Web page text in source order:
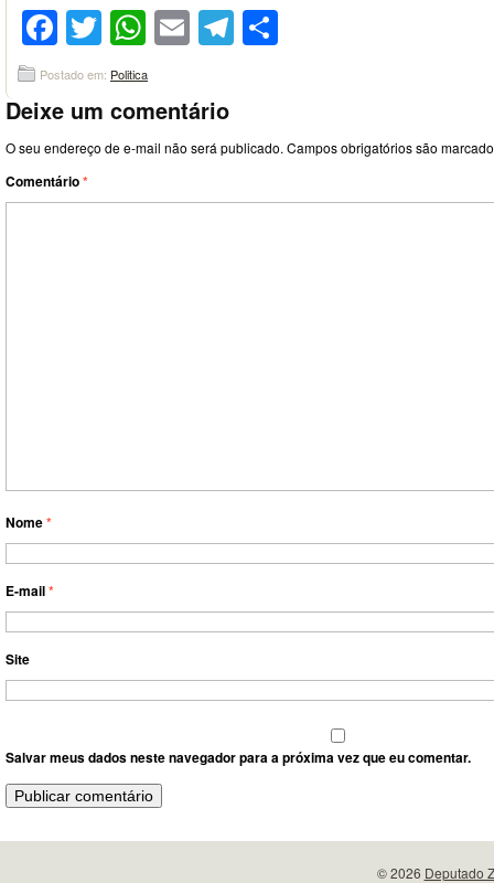
Facebook
Twitter
WhatsApp
EmailTelegram
Postado em: Politica
Deixe um comentário
O seu endereço de e-mail não será publicado. Campos obrigatórios são
Comentário*
Nome*
E-mail*
Site
Salvar meus dados neste navegador para a próxima vez que eu comentar.
© 2026 Deputado